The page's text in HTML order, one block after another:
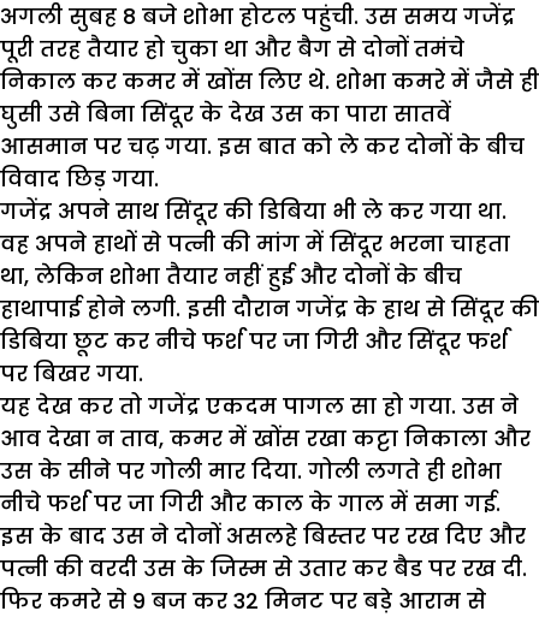
अगली सुबह 8 बजे शोभा होटल पहुंची. उस समय गजेंद्र
पूरी तरह तैयार हो चुका था और बैग से दोनों तमंचे
निकाल कर कमर में खोंस लिए थे. शोभा कमरे में जैसे ही
घुसी उसे बिना सिंदूर के देख उस का पारा सातवें
आसमान पर चढ़ गया. इस बात को ले कर दोनों के बीच
विवाद छिड़ गया.
गजेंद्र अपने साथ सिंदूर की डिबिया भी ले कर गया था.
वह अपने हाथों से पत्नी की मांग में सिंदूर भरना चाहता
था, लेकिन शोभा तैयार नहीं हुई और दोनों के बीच
हाथापाई होने लगी. इसी दौरान गजेंद्र के हाथ से सिंदूर की
डिबिया छूट कर नीचे फर्श पर जा गिरी और सिंदूर फर्श
पर बिखर गया.
यह देख कर तो गजेंद्र एकदम पागल सा हो गया. उस ने
आव देखा न ताव, कमर में खोंस रखा कट्टा निकाला और
उस के सीने पर गोली मार दिया. गोली लगते ही शोभा
नीचे फर्श पर जा गिरी और काल के गाल में समा गई.
इस के बाद उस ने दोनों असलहे बिस्तर पर रख दिए और
पत्नी की वरदी उस के जिस्म से उतार कर बैड पर रख दी.
फिर कमरे से 9 बज कर 32 मिनट पर बड़े आराम से